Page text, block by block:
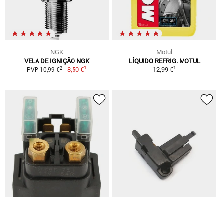
NGK
VELA DE IGNIÇÃO NGK
PVP 10,99 €2 8,50 €1
Motul
LÍQUIDO REFRIG. MOTUL
12,99 €1